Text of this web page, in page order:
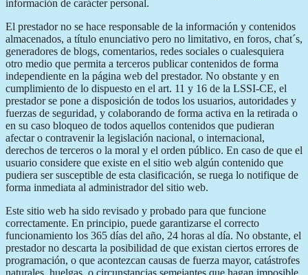
información de carácter personal.
El prestador no se hace responsable de la información y contenidos
almacenados, a título enunciativo pero no limitativo, en foros, chat´s,
generadores de blogs, comentarios, redes sociales o cualesquiera
otro medio que permita a terceros publicar contenidos de forma
independiente en la página web del prestador. No obstante y en
cumplimiento de lo dispuesto en el art. 11 y 16 de la LSSI-CE, el
prestador se pone a disposición de todos los usuarios, autoridades y
fuerzas de seguridad, y colaborando de forma activa en la retirada o
en su caso bloqueo de todos aquellos contenidos que pudieran
afectar o contravenir la legislación nacional, o internacional,
derechos de terceros o la moral y el orden público. En caso de que el
usuario considere que existe en el sitio web algún contenido que
pudiera ser susceptible de esta clasificación, se ruega lo notifique de
forma inmediata al administrador del sitio web.
Este sitio web ha sido revisado y probado para que funcione
correctamente. En principio, puede garantizarse el correcto
funcionamiento los 365 días del año, 24 horas al día. No obstante, el
prestador no descarta la posibilidad de que existan ciertos errores de
programación, o que acontezcan causas de fuerza mayor, catástrofes
naturales, huelgas, o circunstancias semejantes que hagan imposible